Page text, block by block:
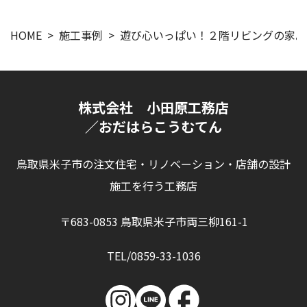
HOME 施工事例 遊び心いっぱい！２階リビングの家。
株式会社 小田原工務店
／おだはらこうむてん
鳥取県米子市の注文住宅・リノベーション・店舗の設計
施工を行う工務店
〒683-0853 鳥取県米子市両三柳161-1
TEL/0859-33-1036